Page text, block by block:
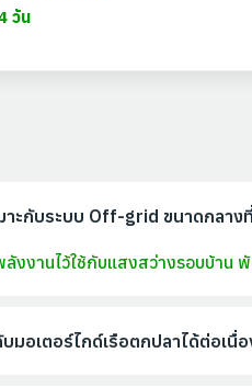
วัน
ะกับระบบ Off-grid ขนาดกลาง
งงานไว้ใช้กับแสงสว่างรอบบ้าน
มอเตอร์ไกด์เรือตกปลาได้ต่อเนื่